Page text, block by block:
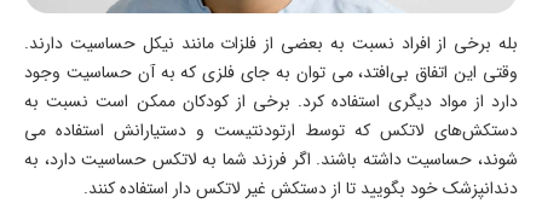
بله برخی از افراد نسبت به بعضی از فلزات مانند نیکل حساسیت دارند.
وقتی این اتفاق بی‌افتد، می توان به جای فلزی که به آن حساسیت وجود
دارد از مواد دیگری استفاده کرد. برخی از کودکان ممکن است نسبت به
دستکش‌های لاتکس که توسط ارتودنتیست و دستیارانش استفاده می
شوند، حساسیت داشته باشند. اگر فرزند شما به لاتکس حساسیت دارد، به
دندانپزشک خود بگویید تا از دستکش غیر لاتکس دار استفاده کنند.